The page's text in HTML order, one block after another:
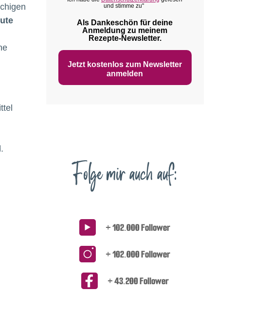
und stimme zu"
Als Dankeschön für deine
Anmeldung zu meinem
Rezepte‑Newsletter.
Jetzt kostenlos zum Newsletter
anmelden
Folge mir auch auf:
+ 102.000 Follower
+ 102.000 Follower
+ 43.200 Follower